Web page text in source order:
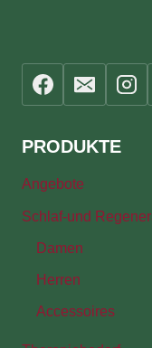
PRODUKTE
Angebote
Schlaf-und
Damen
Herren
Accessoires